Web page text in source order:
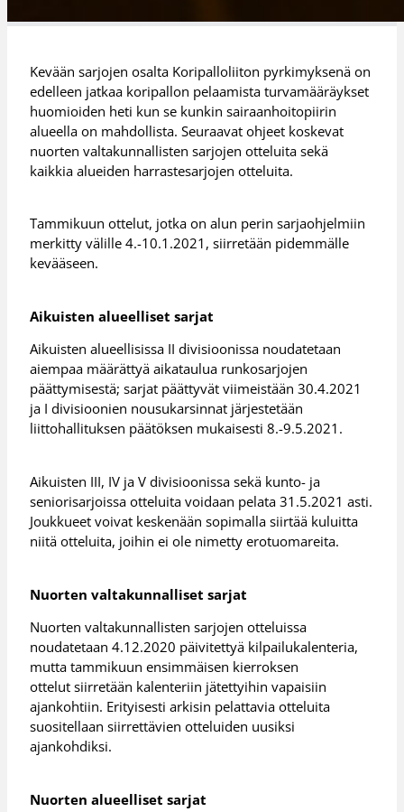
Kevään sarjojen osalta Koripalloliiton pyrkimyksenä on
edelleen jatkaa koripallon pelaamista turvamääräykset
huomioiden heti kun se kunkin sairaanhoitopiirin
alueella on mahdollista. Seuraavat ohjeet koskevat
nuorten valtakunnallisten sarjojen otteluita sekä
kaikkia alueiden harrastesarjojen otteluita.
Tammikuun ottelut, jotka on alun perin sarjaohjelmiin
merkitty välille 4.-10.1.2021, siirretään pidemmälle
kevääseen.
Aikuisten alueelliset sarjat
Aikuisten alueellisissa II divisioonissa noudatetaan
aiempaa määrättyä aikataulua runkosarjojen
päättymisestä; sarjat päättyvät viimeistään 30.4.2021
ja I divisioonien nousukarsinnat järjestetään
liittohallituksen päätöksen mukaisesti 8.-9.5.2021.
Aikuisten III, IV ja V divisioonissa sekä kunto- ja
seniorisarjoissa otteluita voidaan pelata 31.5.2021 asti.
Joukkueet voivat keskenään sopimalla siirtää kuluitta
niitä otteluita, joihin ei ole nimetty erotuomareita.
Nuorten valtakunnalliset sarjat
Nuorten valtakunnallisten sarjojen otteluissa
noudatetaan 4.12.2020 päivitettyä kilpailukalenteria,
mutta tammikuun ensimmäisen kierroksen
ottelut siirretään kalenteriin jätettyihin vapaisiin
ajankohtiin. Erityisesti arkisin pelattavia otteluita
suositellaan siirrettävien otteluiden uusiksi
ajankohdiksi.
Nuorten alueelliset sarjat